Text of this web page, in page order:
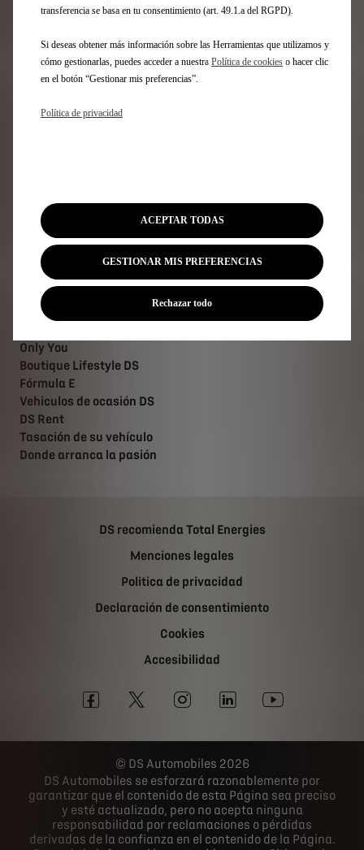
Contáctenos
Solicite una prueba
Solicite una oferta
Posventa
Accesorios DS
Forfaits mantenimiento DS
Buscar una pieza de recambio
Campañas de recuperación
Descubra
Only You
Boutique Lifestyle DS
Fórmula E
Vehiculos de ocasión DS
DS Rent
Tasación de su vehículo
Donde arranca la pasión
DS recomienda Total Energies
Menciones legales
Politica de privacidad
Declaración de consentimiento
Cookies
Accesibilidad
DS Automobiles 2026
DS Automobiles se esforzará razonablemente por
garantizar que el contenido de esta Página sea preciso
y esté actualizado, pero no acepta ninguna
responsabilidad por reclamaciones o pérdidas
derivadas de la confianza en el contenido de la Página.
transferencia se basa en tu consentimiento (art. 49.1.a del RGPD).
Si deseas obtener más información sobre las Herramientas que utilizamos y
cómo gestionarlas, puedes acceder a nuestra Política de cookies o hacer clic
en el botón “Gestionar mis preferencias”.
Política de privacidad
GESTIONAR MIS PREFERENCIAS
ACEPTAR TODAS
Rechazar todo